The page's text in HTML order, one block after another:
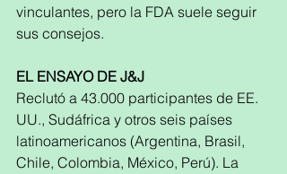
vinculantes, pero la FDA suele seguir
sus consejos.
EL ENSAYO DE J&J
Reclutó a 43.000 participantes de EE.
UU., Sudáfrica y otros seis países
latinoamericanos (Argentina, Brasil,
Chile, Colombia, México, Perú). La